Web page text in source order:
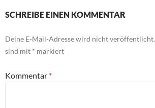
SCHREIBE EINEN KOMMENTAR
Deine E-Mail-Adresse wird nicht veröffentlicht.
sind mit * markiert
Kommentar *